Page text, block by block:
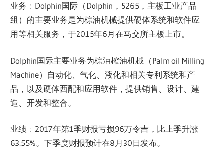
业务：Dolphin国际（Dolphin，5265，主板工业产品
组）的主要业务是为棕油机械提供硬体系统和软件应
用等相关服务，于2015年6月在马交所主板上市。
Dolphin国际主要业务为棕油榨油机械（Palm oil Milling
Machine）自动化、气化、液化和相关专利系统和产
品，以及硬体西配和应用软件，提供销售、设计、建
造、开发和整合。
业绩：2017年第1季财报亏损96万令吉，比上季升涨
63.55%。下季度财报预计在8月30日发布。